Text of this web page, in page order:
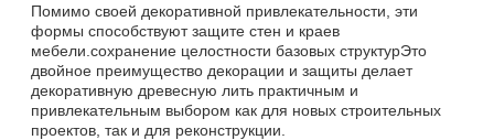
Помимо своей декоративной привлекательности, эти
формы способствуют защите стен и краев
мебели.сохранение целостности базовых структурЭто
двойное преимущество декорации и защиты делает
декоративную древесную лить практичным и
привлекательным выбором как для новых строительных
проектов, так и для реконструкции.